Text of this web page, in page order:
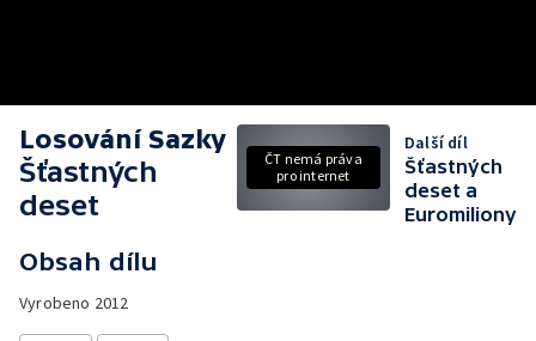
Losování Sazky
Šťastných
deset
Obsah dílu
Vyrobeno 2012
ČT nemá práva
pro internet
Další díl
Šťastných
deset a
Euromiliony